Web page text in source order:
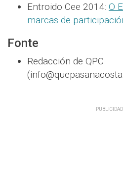
Entroido Cee 2014: O
marcas de
Fonte
Redacción de QPC